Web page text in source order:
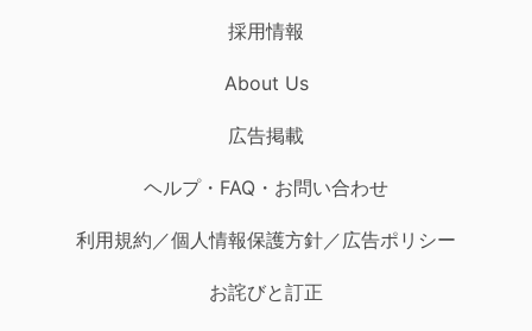
採用情報
About Us
広告掲載
ヘルプ・FAQ・お問い合わせ
利用規約／個人情報保護方針／広告ポリシー
お詫びと訂正